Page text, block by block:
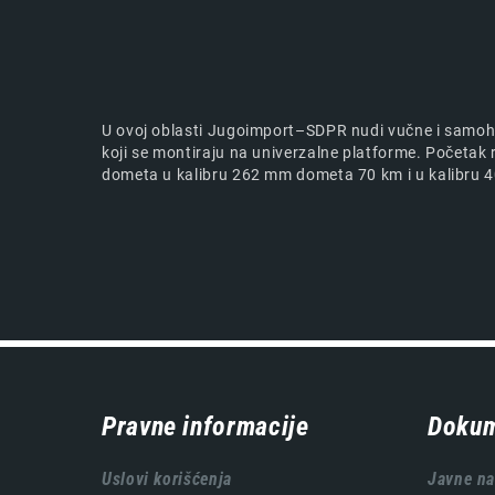
U ovoj oblasti Jugoimport–SDPR nudi vučne i
koji se montiraju na univerzalne platforme.
dometa u kalibru 262 mm dometa 70 km i u kalibru
Навигација
Pravne informacije
Uslovi korišćenja Javne